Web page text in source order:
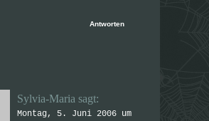
Antworten
Sylvia-Maria sagt:
Montag, 5. Juni 2006 um